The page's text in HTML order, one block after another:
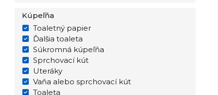
Kúpeľňa
Toaletný papier
Ďalšia toaleta
Súkromná kúpeľňa
Sprchovací kút
Uteráky
Vaňa alebo sprchovací kút
Toaleta